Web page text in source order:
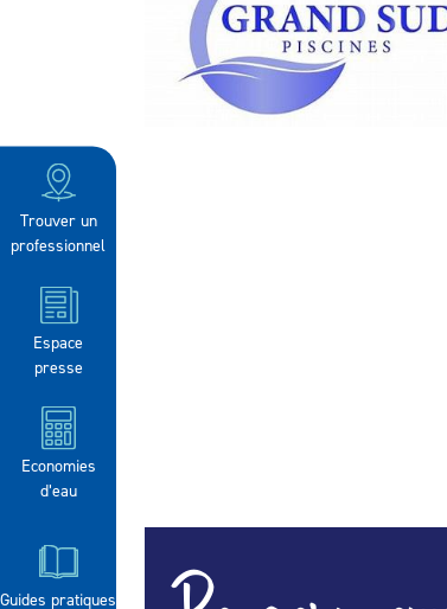
Trouver un
professionnel
Espace
presse
Economies
d’eau
Guides pratiques